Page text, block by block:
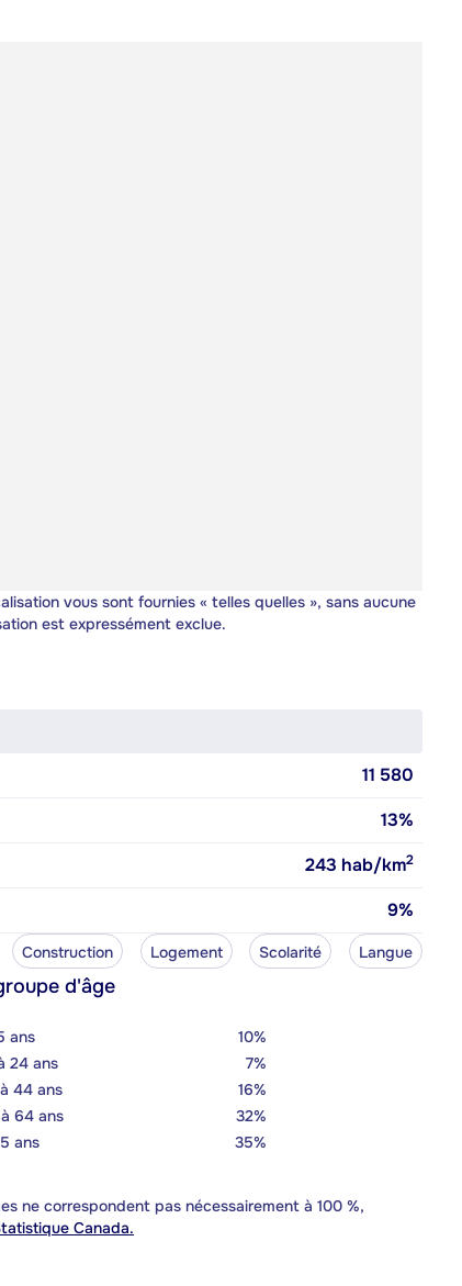
vous sont fournies « telles quelles », sans aucune
est expressément exclue.
11 580
13%
243 hab/km2
9%
Construction Logement Scolarité Langue
d'âge
ans
10%
24 ans
7%
44 ans
16%
64 ans
32%
ans
35%
ne correspondent pas nécessairement à 100 %,
Canada.